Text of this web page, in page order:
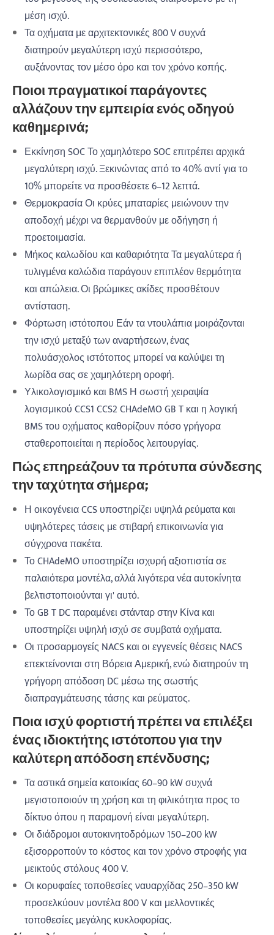
μέση ισχύ.
Τα οχήματα με αρχιτεκτονικές 800 V συχνά
διατηρούν μεγαλύτερη ισχύ περισσότερο,
αυξάνοντας τον μέσο όρο και τον χρόνο κοπής.
Ποιοι πραγματικοί παράγοντες
αλλάζουν την εμπειρία ενός οδηγού
καθημερινά;
Εκκίνηση SOC Το χαμηλότερο SOC επιτρέπει αρχικά
μεγαλύτερη ισχύ. Ξεκινώντας από το 40% αντί για το
10% μπορείτε να προσθέσετε 6–12 λεπτά.
Θερμοκρασία Οι κρύες μπαταρίες μειώνουν την
αποδοχή μέχρι να θερμανθούν με οδήγηση ή
προετοιμασία.
Μήκος καλωδίου και καθαριότητα Τα μεγαλύτερα ή
τυλιγμένα καλώδια παράγουν επιπλέον θερμότητα
και απώλεια. Οι βρώμικες ακίδες προσθέτουν
αντίσταση.
Φόρτωση ιστότοπου Εάν τα ντουλάπια μοιράζονται
την ισχύ μεταξύ των αναρτήσεων, ένας
πολυάσχολος ιστότοπος μπορεί να καλύψει τη
λωρίδα σας σε χαμηλότερη οροφή.
Υλικολογισμικό και BMS Η σωστή χειραψία
λογισμικού CCS1 CCS2 CHAdeMO GB T και η λογική
BMS του οχήματος καθορίζουν πόσο γρήγορα
σταθεροποιείται η περίοδος λειτουργίας.
Πώς επηρεάζουν τα πρότυπα σύνδεσης
την ταχύτητα σήμερα;
Η οικογένεια CCS υποστηρίζει υψηλά ρεύματα και
υψηλότερες τάσεις με στιβαρή επικοινωνία για
σύγχρονα πακέτα.
Το CHAdeMO υποστηρίζει ισχυρή αξιοπιστία σε
παλαιότερα μοντέλα, αλλά λιγότερα νέα αυτοκίνητα
βελτιστοποιούνται γι' αυτό.
Το GB T DC παραμένει στάνταρ στην Κίνα και
υποστηρίζει υψηλή ισχύ σε συμβατά οχήματα.
Οι προσαρμογείς NACS και οι εγγενείς θέσεις NACS
επεκτείνονται στη Βόρεια Αμερική, ενώ διατηρούν τη
γρήγορη απόδοση DC μέσω της σωστής
διαπραγμάτευσης τάσης και ρεύματος.
Ποια ισχύ φορτιστή πρέπει να επιλέξει
ένας ιδιοκτήτης ιστότοπου για την
καλύτερη απόδοση επένδυσης;
Τα αστικά σημεία κατοικίας 60–90 kW συχνά
μεγιστοποιούν τη χρήση και τη φιλικότητα προς το
δίκτυο όπου η παραμονή είναι μεγαλύτερη.
Οι διάδρομοι αυτοκινητοδρόμων 150–200 kW
εξισορροπούν το κόστος και τον χρόνο στροφής για
μεικτούς στόλους 400 V.
Οι κορυφαίες τοποθεσίες ναυαρχίδας 250–350 kW
προσελκύουν μοντέλα 800 V και μελλοντικές
τοποθεσίες μεγάλης κυκλοφορίας.